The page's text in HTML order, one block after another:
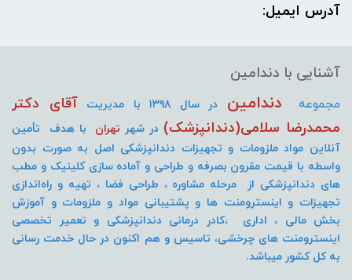
آدرس ایمیل:
آشنایی با دندامین
مجموعه دندامین در سال ۱۳۹۸ با مدیریت
آقای دکتر
محمدرضا سلامی(دندانپزشک) در شهر تهران با هدف تأمین
آنلاین مواد ملزومات و تجهیزات دندانپزشکی اصل به صورت بدون
واسطه با قیمت مقرون بصرفه و طراحی و آماده سازی کلینیک و مطب
های دندانپزشکی از مرحله مشاوره ، طراحی فضا ، تهیه و راه‌اندازی
تجهیزات و اینسترومنتها و پشتیبانی مواد و ملزومات و آموزش
بخش مالی ، اداری ،کادر درمانی دندانپزشکی و تعمیر تخصصی
اینسترومنت های چرخشی، تاسیس و هم اکنون در حال خدمت رسانی
به کل کشور میباشد.